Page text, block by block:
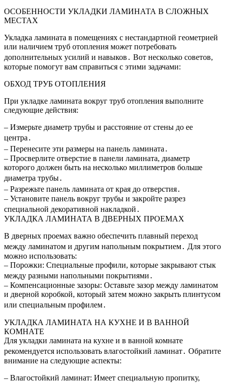
ОСОБЕННОСТИ УКЛАДКИ ЛАМИНАТА В СЛОЖНЫХ
МЕСТАХ
Укладка ламината в помещениях с нестандартной геометрией
или наличием труб отопления может потребовать
дополнительных усилий и навыков․ Вот несколько советов,
которые помогут вам справиться с этими задачами:
ОБХОД ТРУБ ОТОПЛЕНИЯ
При укладке ламината вокруг труб отопления выполните
следующие действия:
– Измерьте диаметр трубы и расстояние от стены до ее
центра․
– Перенесите эти размеры на панель ламината․
– Просверлите отверстие в панели ламината, диаметр
которого должен быть на несколько миллиметров больше
диаметра трубы․
– Разрежьте панель ламината от края до отверстия․
– Установите панель вокруг трубы и закройте разрез
специальной декоративной накладкой․
УКЛАДКА ЛАМИНАТА В ДВЕРНЫХ ПРОЕМАХ
В дверных проемах важно обеспечить плавный переход
между ламинатом и другим напольным покрытием․ Для этого
можно использовать:
– Порожки: Специальные профили, которые закрывают стык
между разными напольными покрытиями․
– Компенсационные зазоры: Оставьте зазор между ламинатом
и дверной коробкой, который затем можно закрыть плинтусом
или специальным профилем․
УКЛАДКА ЛАМИНАТА НА КУХНЕ И В ВАННОЙ
КОМНАТЕ
Для укладки ламината на кухне и в ванной комнате
рекомендуется использовать влагостойкий ламинат․ Обратите
внимание на следующие аспекты:
– Влагостойкий ламинат: Имеет специальную пропитку,